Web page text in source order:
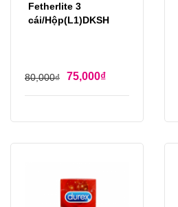
Fetherlite 3
cái/Hộp(L1)DKSH
80,000₫ 75,000₫